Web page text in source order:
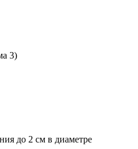
3)
до 2 см в диаметре